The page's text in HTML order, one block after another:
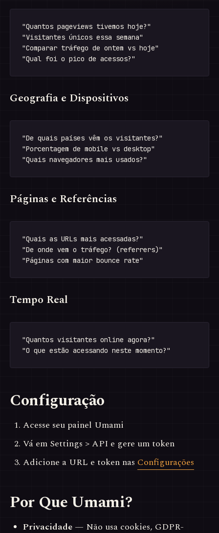
"Quantos pageviews tivemos hoje?"
"Visitantes únicos essa semana"
"Comparar tráfego de ontem vs hoje"
Geografia e Dispositivos
"De quais países vêm os visitantes?"
"Porcentagem de mobile vs desktop"
Páginas e Referências
"Quais as URLs mais acessadas?"
"De onde vem o tráfego? (referrers)"
Tempo Real
"Quantos visitantes online agora?"
Configuração
Acesse seu painel Umami
Vá em Settings > API e gere um token
Adicione a URL e token nas Configurações
Por Que Umami?
Privacidade — Não usa cookies, GDPR-